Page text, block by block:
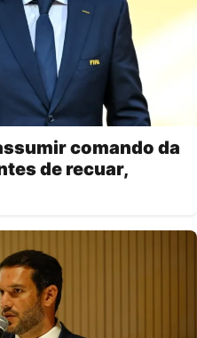
comando da
de recuar,